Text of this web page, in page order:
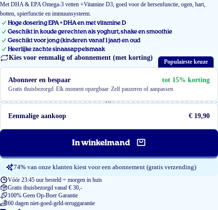
prijs
Met DHA & EPA Omega-3 vetten +Vitamine D3, goed voor de hersenfunctie, ogen, hart,
botten, spierfunctie en immuunsysteem.
Hoge dosering EPA + DHA en met vitamine D
Geschikt in koude gerechten als yoghurt, shake en smoothie
Geschikt voor jong (kinderen vanaf 1 jaar) en oud
Heerlijke zachte sinaasappelsmaak
Kies voor eenmalig of abonnement (met korting)
Populairste keuze
Abonneer en bespaar tot 15% korting
Gratis thuisbezorgd·Elk moment opzegbaar·Zelf pauzeren of aanpassen
of
Eenmalige aankoop
€ 19,90
In winkelmand
74% van onze klanten kiest voor een abonnement (gratis verzending)
Vóór 23:45 uur besteld = morgen in huis
Gratis thuisbezorgd vanaf € 30,-
100% Geen Op-Boer Garantie
60 dagen niet-goed-geld-teruggarantie